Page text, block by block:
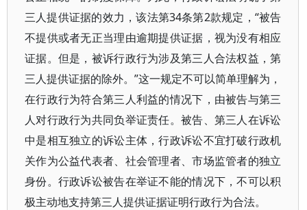
三人提供证据的效力，该法第34条第2款规定，“被告
不提供或者无正当理由逾期提供证据，视为没有相应
证据。但是，被诉行政行为涉及第三人合法权益，第
三人提供证据的除外。”这一规定不可以简单理解为，
在行政行为符合第三人利益的情况下，由被告与第三
人对行政行为共同负举证责任。被告、第三人在诉讼
中是相互独立的诉讼主体，行政诉讼不宜打破行政机
关作为公益代表者、社会管理者、市场监管者的独立
身份。行政诉讼被告在举证不能的情况下，不可以积
极主动地支持第三人提供证据证明行政行为合法。